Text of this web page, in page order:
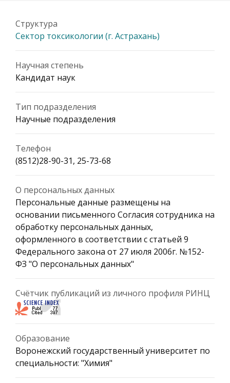
Структура
Сектор токсикологии (г. Астрахань)
Научная степень
Кандидат наук
Тип подразделения
Научные подразделения
Телефон
(8512)28-90-31, 25-73-68
О персональных данных
Персональные данные размещены на
основании письменного Согласия сотрудника на
обработку персональных данных,
оформленного в соответствии с статьей 9
Федерального закона от 27 июля 2006г. №152-
ФЗ "О персональных данных"
Счётчик публикаций из личного профиля РИНЦ
Образование
Воронежский государственный университет по
специальности: "Химия"